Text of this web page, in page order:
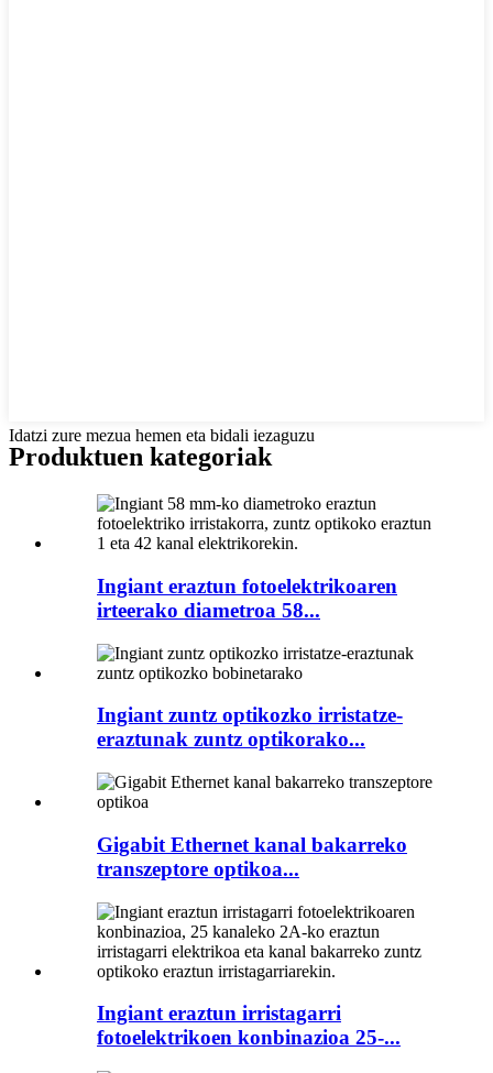
Idatzi zure mezua hemen eta bidali iezaguzu
Produktuen kategoriak
Ingiant eraztun fotoelektrikoaren
irteerako diametroa 58...
Ingiant zuntz optikozko irristatze-
eraztunak zuntz optikorako...
Gigabit Ethernet kanal bakarreko
transzeptore optikoa...
Ingiant eraztun irristagarri
fotoelektrikoen konbinazioa 25-...